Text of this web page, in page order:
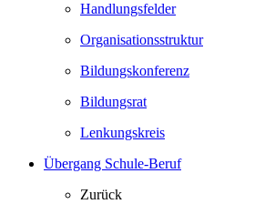
Handlungsfelder
Organisationsstruktur
Bildungskonferenz
Bildungsrat
Lenkungskreis
Übergang Schule-Beruf
Zurück